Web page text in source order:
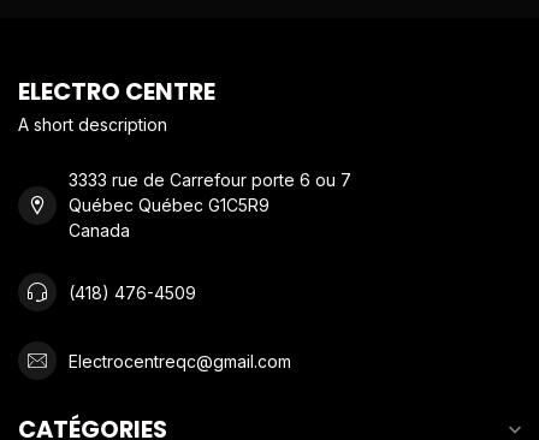
ELECTRO CENTRE
A short description
3333 rue de Carrefour porte 6 ou 7
Québec Québec G1C5R9
Canada
(418) 476-4509
Electrocentreqc@gmail.com
CATÉGORIES